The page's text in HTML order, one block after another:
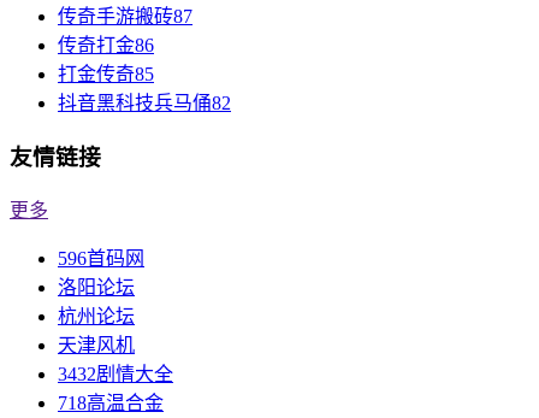
传奇手游搬砖87
传奇打金86
打金传奇85
抖音黑科技兵马俑82
友情链接
更多
596首码网
洛阳论坛
杭州论坛
天津风机
3432剧情大全
718高温合金